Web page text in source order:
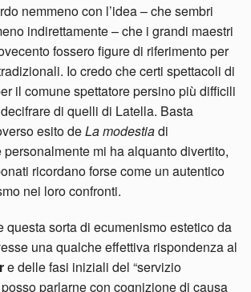
nemmeno con l’idea – che sembri
indirettamente – che i grandi maestri
fossero figure di riferimento per
Io credo che certi spettacoli di
il comune spettatore persino più difficili
di quelli di Latella. Basta
esito deLamodestiadi
mi ha alquanto divertito,
ricordano forse come un autentico
nei loro confronti.
questa sorta di ecumenismo estetico da
una qualche effettiva rispondenza al
e delle fasi iniziali del “servizio
parlarne con cognizione di causa